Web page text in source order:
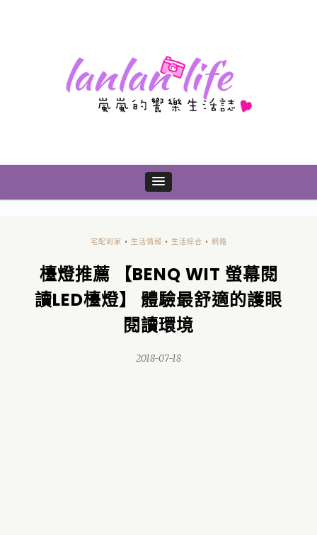
宅配到家 • 生活情報 • 生活綜合 • 網路
檯燈推薦 【BENQ WIT 螢幕閱
讀LED檯燈】 體驗最舒適的護眼
閱讀環境
2018-07-18